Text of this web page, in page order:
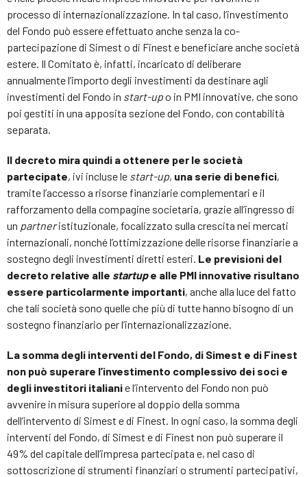
processo di internazionalizzazione. In tal caso, l’investimento
del Fondo può essere effettuato anche senza la co-
partecipazione di Simest o di Finest e beneficiare anche società
estere. Il Comitato è, infatti, incaricato di deliberare
annualmente l’importo degli investimenti da destinare agli
investimenti del Fondo in start-upo in PMI innovative, che sono
poi gestiti in una apposita sezione del Fondo, con contabilità
separata.
Il decreto mira quindi a ottenere per le società
partecipate, ivi incluse le start-up, una serie di benefici,
tramite l’accesso a risorse finanziarie complementari e il
rafforzamento della compagine societaria, grazie all’ingresso di
un partneristituzionale, focalizzato sulla crescita nei mercati
internazionali, nonché l’ottimizzazione delle risorse finanziarie a
sostegno degli investimenti diretti esteri. Le previsioni del
decreto relative alle startupe alle PMI innovative risultano
essere particolarmente importanti, anche alla luce del fatto
che tali società sono quelle che più di tutte hanno bisogno di un
sostegno finanziario per l’internazionalizzazione.
La somma degli interventi del Fondo, di Simest e di Finest
non può superare l’investimento complessivo dei soci e
degli investitori italianie l’intervento del Fondo non può
avvenire in misura superiore al doppio della somma
dell’intervento di Simest e di Finest. In ogni caso, la somma degli
interventi del Fondo, di Simest e di Finest non può superare il
49% del capitale dell’impresa partecipata e, nel caso di
sottoscrizione di strumenti finanziari o strumenti partecipativi,